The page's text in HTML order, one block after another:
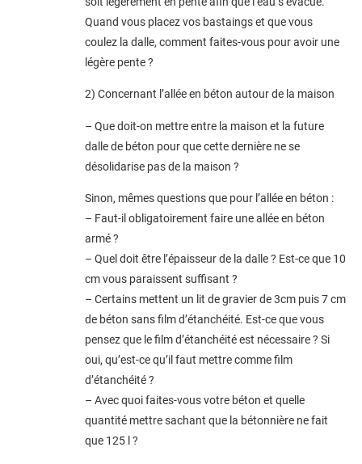
Quand vous placez vos bastaings et que vous
coulez la dalle, comment faites-vous pour avoir une
légère pente ?
2) Concernant l’allée en béton autour de la maison
– Que doit-on mettre entre la maison et la future
dalle de béton pour que cette dernière ne se
désolidarise pas de la maison ?
Sinon, mêmes questions que pour l’allée en béton :
– Faut-il obligatoirement faire une allée en béton
armé ?
– Quel doit être l’épaisseur de la dalle ? Est-ce que 10
cm vous paraissent suffisant ?
– Certains mettent un lit de gravier de 3cm puis 7 cm
de béton sans film d’étanchéité. Est-ce que vous
pensez que le film d’étanchéité est nécessaire ? Si
oui, qu’est-ce qu’il faut mettre comme film
d’étanchéité ?
– Avec quoi faites-vous votre béton et quelle
quantité mettre sachant que la bétonnière ne fait
que 125 l ?